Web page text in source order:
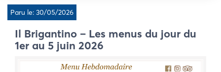
Paru le: 30/05/2026
Il Brigantino – Les menus du jour du
1er au 5 juin 2026